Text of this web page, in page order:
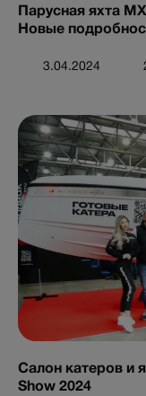
Парусная яхта
Новые
3.04.2024
Салон катеров и
Show 2024